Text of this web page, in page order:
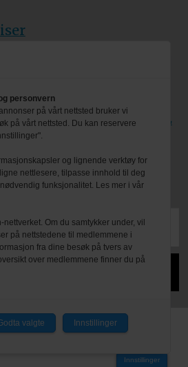
bransjeforreningen VBL
www.vbl.no
Innstillinger
personvern
på vårt nettsted bruker vi
på vårt nettsted. Du kan reservere
og lignende verktøy for
nettlesere, tilpasse innhold til deg
funksjonalitet. Les mer i vår
Om du samtykker under, vil
på nettstedene til medlemmene i
fra dine besøk på tvers av
over medlemmene finner du på
valgte Innstillinger